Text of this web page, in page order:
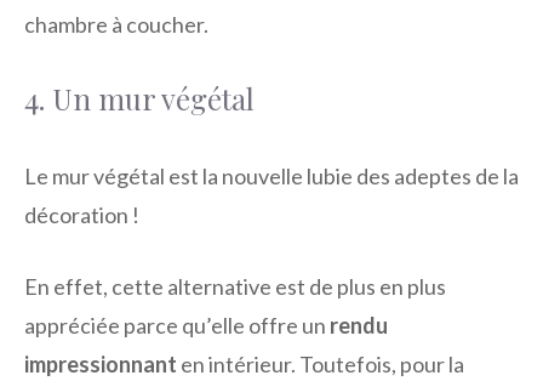
chambre à coucher.
4. Un mur végétal
Le mur végétal est la nouvelle lubie des adeptes de la
décoration !
En effet, cette alternative est de plus en plus
appréciée parce qu’elle offre un rendu
impressionnant en intérieur. Toutefois, pour la